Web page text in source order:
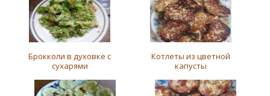
Брокколи в духовке с
сухарями
Котлеты из цветной
капусты